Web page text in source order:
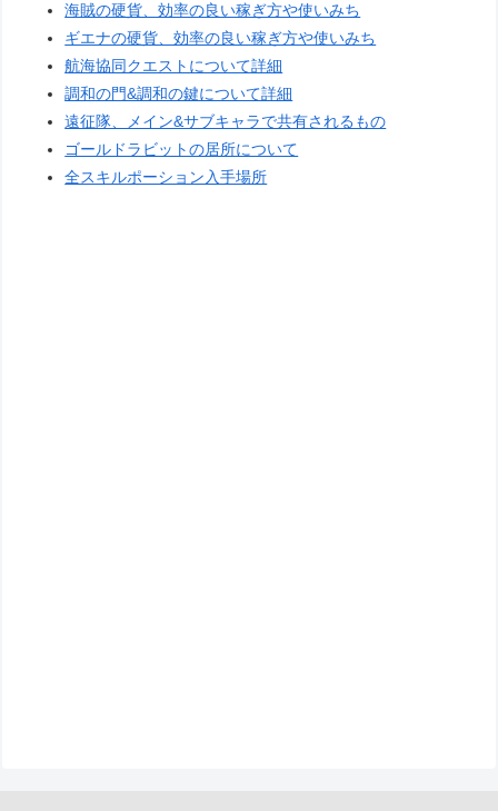
海賊の硬貨、効率の良い稼ぎ方や使いみち
ギエナの硬貨、効率の良い稼ぎ方や使いみち
航海協同クエストについて詳細
調和の門&調和の鍵について詳細
遠征隊、メイン&サブキャラで共有されるもの
ゴールドラビットの居所について
全スキルポーション入手場所